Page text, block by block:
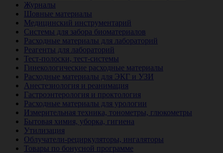
Журналы
Шовные материалы
Медицинский инструментарий
Системы для забора биоматериалов
Расходные материалы для лабораторий
Реагенты для лабораторий
Тест-полоски, тест-системы
Гинекологические расходные материалы
Расходные материалы для ЭКГ и УЗИ
Анестезиология и реанимация
Гастроэнтерология и проктология
Расходные материалы для урологии
Измерительная техника, тонометры, глюкометры
Бытовая химия, уборка, гигиена
Утилизация
Облучатели-рециркуляторы, ингаляторы
Товары по бонусной программе